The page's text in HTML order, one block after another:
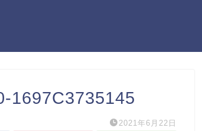
1697C3735145
2021年6月22日